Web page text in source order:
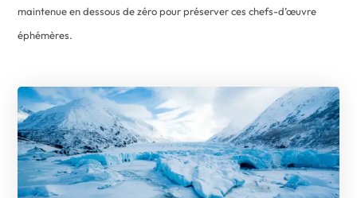
maintenue en dessous de zéro pour préserver ces chefs-d’œuvre
éphémères.